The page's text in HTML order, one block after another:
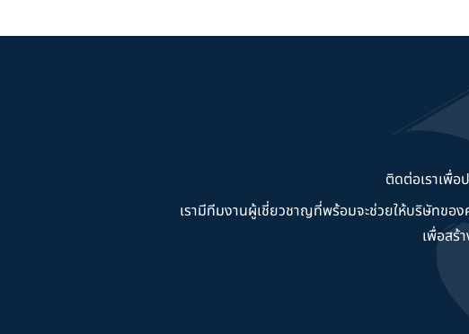
ติดต่อเราเพื่
เรามีทีมงานผู้เชี่ยวชาญที่พร้อมจะช่วยให้บริษัทข
เพื่อสร้